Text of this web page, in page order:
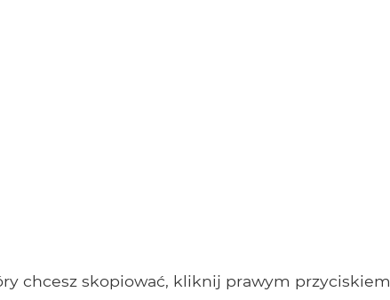
chcesz skopiować, kliknij prawym przyciskiem